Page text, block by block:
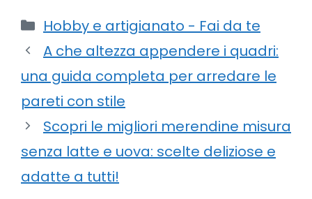
Categorie
Hobby e artigianato - Fai da te
A che altezza appendere i quadri:
una guida completa per arredare le
pareti con stile
Scopri le migliori merendine misura
senza latte e uova: scelte deliziose e
adatte a tutti!